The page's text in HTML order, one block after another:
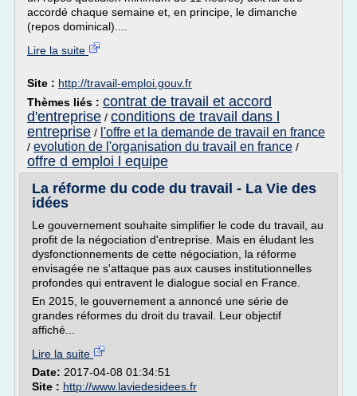
accordé chaque semaine et, en principe, le dimanche
(repos dominical)....
Lire la suite
Site : http://travail-emploi.gouv.fr
Thèmes liés : contrat de travail et accord
d'entreprise / conditions de travail dans l
entreprise / l'offre et la demande de travail en france
/ evolution de l'organisation du travail en france /
offre d emploi l equipe
La réforme du code du travail - La Vie des
idées
Le gouvernement souhaite simplifier le code du travail, au
profit de la négociation d'entreprise. Mais en éludant les
dysfonctionnements de cette négociation, la réforme
envisagée ne s'attaque pas aux causes institutionnelles
profondes qui entravent le dialogue social en France.
En 2015, le gouvernement a annoncé une série de
grandes réformes du droit du travail. Leur objectif
affiché...
Lire la suite
Date: 2017-04-08 01:34:51
Site : http://www.laviedesidees.fr